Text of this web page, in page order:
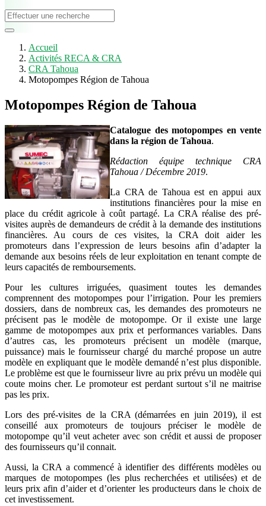
Accueil
Activités RECA & CRA
CRA Tahoua
Motopompes Région de Tahoua
Motopompes Région de Tahoua
Catalogue des motopompes en vente
dans la région de Tahoua.
Rédaction équipe technique CRA
Tahoua / Décembre 2019.
La CRA de Tahoua est en appui aux
institutions financières pour la mise en
place du crédit agricole à coût partagé. La CRA réalise des pré-
visites auprès de demandeurs de crédit à la demande des institutions
financières. Au cours de ces visites, la CRA doit aider les
promoteurs dans l’expression de leurs besoins afin d’adapter la
demande aux besoins réels de leur exploitation en tenant compte de
leurs capacités de remboursements.
Pour les cultures irriguées, quasiment toutes les demandes
comprennent des motopompes pour l’irrigation. Pour les premiers
dossiers, dans de nombreux cas, les demandes des promoteurs ne
précisent pas le modèle de motopompe. Or il existe une large
gamme de motopompes aux prix et performances variables. Dans
d’autres cas, les promoteurs précisent un modèle (marque,
puissance) mais le fournisseur chargé du marché propose un autre
modèle en expliquant que le modèle demandé n’est plus disponible.
Le problème est que le fournisseur livre au prix prévu un modèle qui
coute moins cher. Le promoteur est perdant surtout s’il ne maitrise
pas les prix.
Lors des pré-visites de la CRA (démarrées en juin 2019), il est
conseillé aux promoteurs de toujours préciser le modèle de
motopompe qu’il veut acheter avec son crédit et aussi de proposer
des fournisseurs qu’il connait.
Aussi, la CRA a commencé à identifier des différents modèles ou
marques de motopompes (les plus recherchées et utilisées) et de
leurs prix afin d’aider et d’orienter les producteurs dans le choix de
cet investissement.